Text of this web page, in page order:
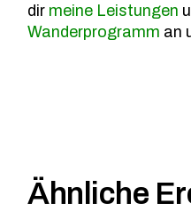
dir meine Leistungen
Wanderprogramm an
Ähnliche